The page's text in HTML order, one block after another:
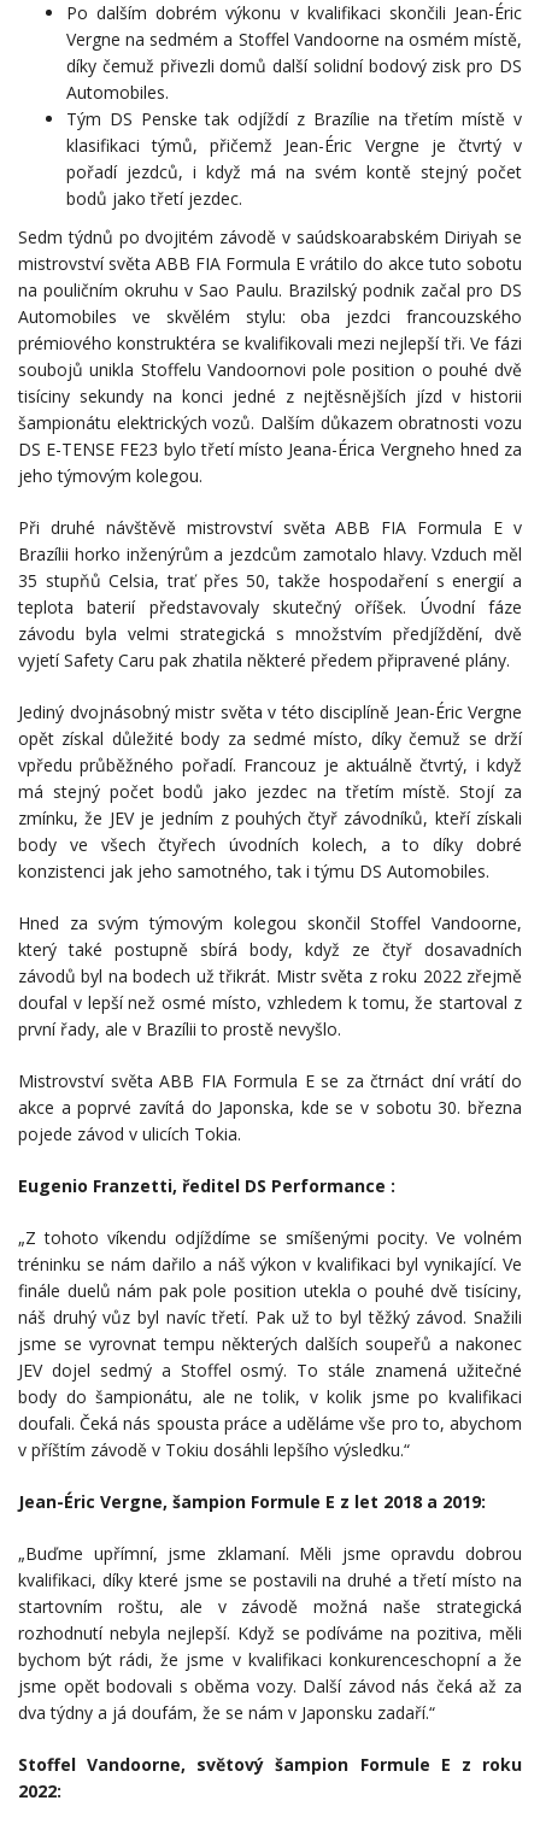
Po dalším dobrém výkonu v kvalifikaci skončili Jean-Éric
Vergne na sedmém a Stoffel Vandoorne na osmém místě,
díky čemuž přivezli domů další solidní bodový zisk pro DS
Automobiles.
Tým DS Penske tak odjíždí z Brazílie na třetím místě v
klasifikaci týmů, přičemž Jean-Éric Vergne je čtvrtý v
pořadí jezdců, i když má na svém kontě stejný počet
bodů jako třetí jezdec.
Sedm týdnů po dvojitém závodě v saúdskoarabském Diriyah se
mistrovství světa ABB FIA Formula E vrátilo do akce tuto sobotu
na pouličním okruhu v Sao Paulu. Brazilský podnik začal pro DS
Automobiles ve skvělém stylu: oba jezdci francouzského
prémiového konstruktéra se kvalifikovali mezi nejlepší tři. Ve fázi
soubojů unikla Stoffelu Vandoornovi pole position o pouhé dvě
tisíciny sekundy na konci jedné z nejtěsnějších jízd v historii
šampionátu elektrických vozů. Dalším důkazem obratnosti vozu
DS E-TENSE FE23 bylo třetí místo Jeana-Érica Vergneho hned za
jeho týmovým kolegou.
Při druhé návštěvě mistrovství světa ABB FIA Formula E v
Brazílii horko inženýrům a jezdcům zamotalo hlavy. Vzduch měl
35 stupňů Celsia, trať přes 50, takže hospodaření s energií a
teplota baterií představovaly skutečný oříšek. Úvodní fáze
závodu byla velmi strategická s množstvím předjíždění, dvě
vyjetí Safety Caru pak zhatila některé předem připravené plány.
Jediný dvojnásobný mistr světa v této disciplíně Jean-Éric Vergne
opět získal důležité body za sedmé místo, díky čemuž se drží
vpředu průběžného pořadí. Francouz je aktuálně čtvrtý, i když
má stejný počet bodů jako jezdec na třetím místě. Stojí za
zmínku, že JEV je jedním z pouhých čtyř závodníků, kteří získali
body ve všech čtyřech úvodních kolech, a to díky dobré
konzistenci jak jeho samotného, tak i týmu DS Automobiles.
Hned za svým týmovým kolegou skončil Stoffel Vandoorne,
který také postupně sbírá body, když ze čtyř dosavadních
závodů byl na bodech už třikrát. Mistr světa z roku 2022 zřejmě
doufal v lepší než osmé místo, vzhledem k tomu, že startoval z
první řady, ale v Brazílii to prostě nevyšlo.
Mistrovství světa ABB FIA Formula E se za čtrnáct dní vrátí do
akce a poprvé zavítá do Japonska, kde se v sobotu 30. března
pojede závod v ulicích Tokia.
Eugenio Franzetti, ředitel DS Performance :
„Z tohoto víkendu odjíždíme se smíšenými pocity. Ve volném
tréninku se nám dařilo a náš výkon v kvalifikaci byl vynikající. Ve
finále duelů nám pak pole position utekla o pouhé dvě tisíciny,
náš druhý vůz byl navíc třetí. Pak už to byl těžký závod. Snažili
jsme se vyrovnat tempu některých dalších soupeřů a nakonec
JEV dojel sedmý a Stoffel osmý. To stále znamená užitečné
body do šampionátu, ale ne tolik, v kolik jsme po kvalifikaci
doufali. Čeká nás spousta práce a uděláme vše pro to, abychom
v příštím závodě v Tokiu dosáhli lepšího výsledku.“
Jean-Éric Vergne, šampion Formule E z let 2018 a 2019:
„Buďme upřímní, jsme zklamaní. Měli jsme opravdu dobrou
kvalifikaci, díky které jsme se postavili na druhé a třetí místo na
startovním roštu, ale v závodě možná naše strategická
rozhodnutí nebyla nejlepší. Když se podíváme na pozitiva, měli
bychom být rádi, že jsme v kvalifikaci konkurenceschopní a že
jsme opět bodovali s oběma vozy. Další závod nás čeká až za
dva týdny a já doufám, že se nám v Japonsku zadaří.“
Stoffel Vandoorne, světový šampion Formule E z roku
2022: